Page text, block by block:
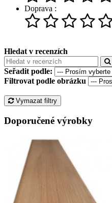
Doprava :
Hledat v recenzích
Seřadit podle:
Filtrovat podle obrázku
Vymazat filtry
Doporučené výrobky